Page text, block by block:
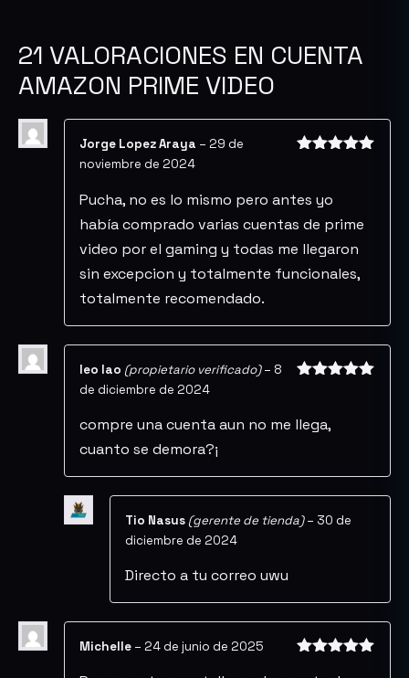
21 VALORACIONES EN CUENTA
AMAZON PRIME VIDEO
Jorge Lopez Araya – 29 de
noviembre de 2024
Pucha, no es lo mismo pero antes yo
había comprado varias cuentas de prime
video por el gaming y todas me llegaron
sin excepcion y totalmente funcionales,
totalmente recomendado.
leo lao (propietario verificado) – 8
de diciembre de 2024
compre una cuenta aun no me llega,
cuanto se demora?¡
Tio Nasus (gerente de tienda) – 30 de
diciembre de 2024
Directo a tu correo uwu
Michelle – 24 de junio de 2025